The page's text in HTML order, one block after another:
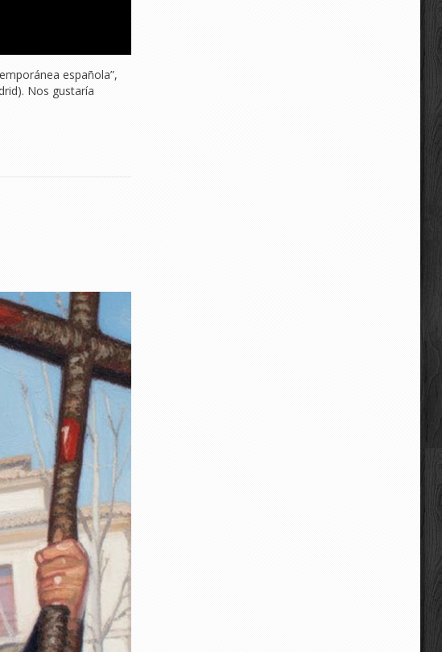
española”,
Nos gustaría